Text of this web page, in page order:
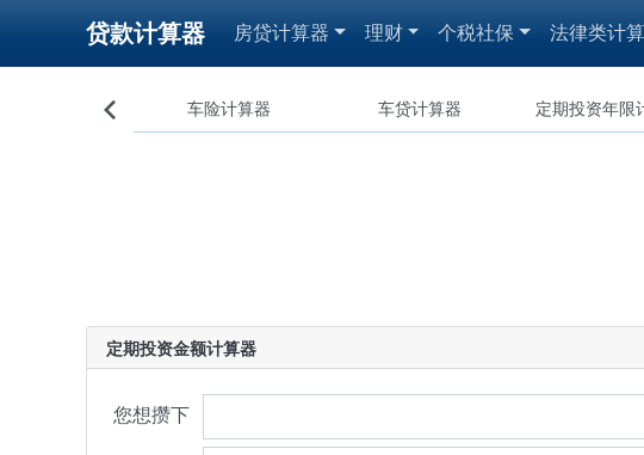
贷款计算器 房贷计算器 理财 个税社保 法律类计

款反算计算器 车险计算器 车贷计算器 定期投资年限
定期投资金额计算器
您想攒下